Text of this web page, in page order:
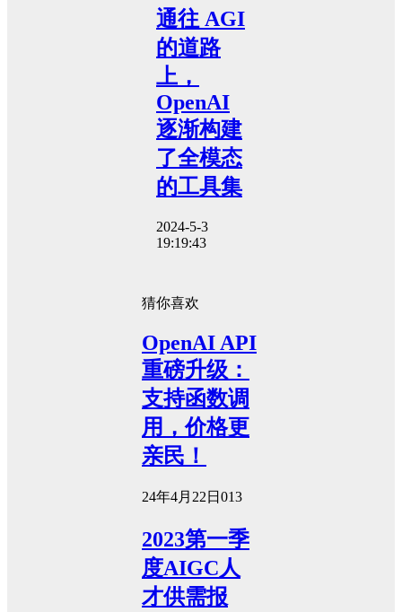
通往 AGI
的道路
上，
OpenAI
逐渐构建
了全模态
的工具集
2024-5-3
19:19:43
猜你喜欢
OpenAI API
重磅升级：
支持函数调
用，价格更
亲民！
24年4月22日 013
2023第一季
度AIGC人
才供需报